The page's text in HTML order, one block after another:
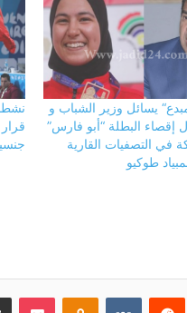
يسائل وزير الشباب و
إقصاء البطلة “أبو فارس”
في التصفيات القارية
طوكيو